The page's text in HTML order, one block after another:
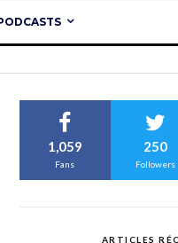
1,059
Fans
250
Followers
ARTICLES